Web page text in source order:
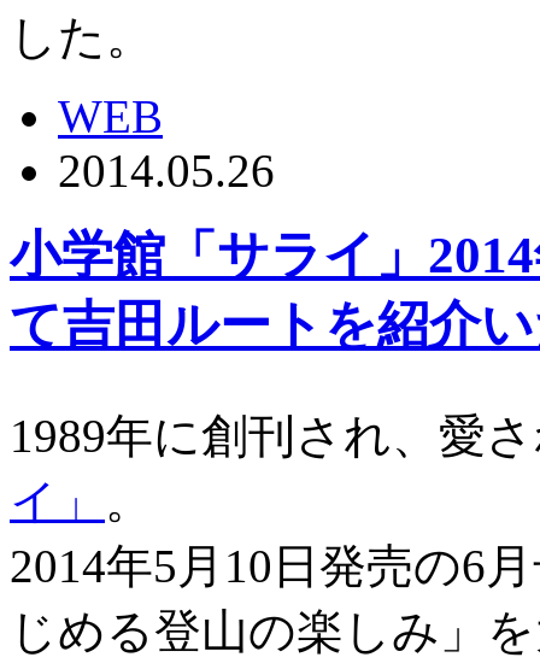
した。
WEB
2014.05.26
小学館「サライ」
て吉田ルートを紹介
1989年に創刊され、愛
イ」 。
2014年5月10日発売の6
じめる登山の楽しみ」